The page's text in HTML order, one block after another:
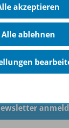
akzeptieren
Alle ablehnen